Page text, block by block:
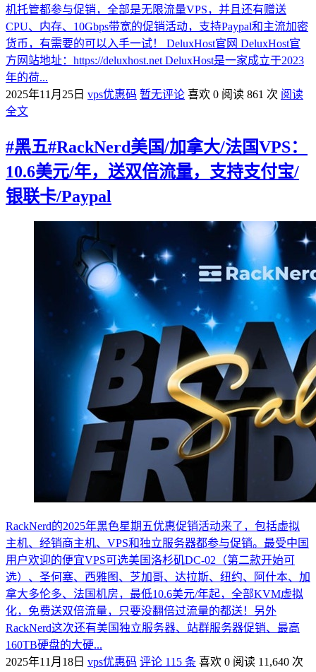
机托管都参与促销，全部是无限流量VPS，并且还有赠送
CPU、内存、10Gbps带宽的促销活动，支持Paypal和主流加密
货币，有需要的可以入手一试！ DeluxHost官网 DeluxHost官
方网站地址：https://deluxhost.net DeluxHost是一家成立于2023
年的荷...
2025年11月25日 vps优惠码 暂无评论 喜欢 0 阅读 861 次 阅读
全文
#黑五#RackNerd美国/加拿大/法国VPS：
10.6美元/年，送双倍流量，支持支付宝/
银联卡/Paypal
RackNerd的2025年黑色星期五优惠促销活动来了，包括虚拟
主机、经销商主机、VPS和独立服务器都参与促销。最受中国
用户欢迎的便宜VPS可选美国洛杉矶DC-02（第二款开始可
选）、圣何塞、西雅图、芝加哥、达拉斯、纽约、阿什本、加
拿大多伦多、法国机房，最低10.6美元/年起，全部KVM虚拟
化，免费送双倍流量，只要没翻倍过流量的都送！另外
RackNerd这次还有美国独立服务器、站群服务器促销、最高
160TB硬盘的大硬...
2025年11月18日 vps优惠码 评论 115 条 喜欢 0 阅读 11,640 次